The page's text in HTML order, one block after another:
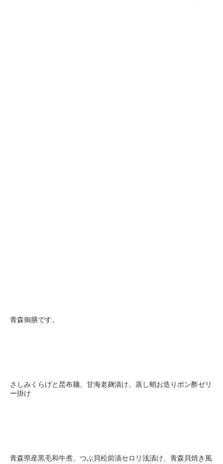
青森御膳です。
さしみくらげと昆布麺、甘海老麹漬け、蒸し蛸お造りポン酢ゼリ
ー掛け
青森県産黒毛和牛煮、つぶ貝松前漬セロリ浅漬け、青森貝焼き風